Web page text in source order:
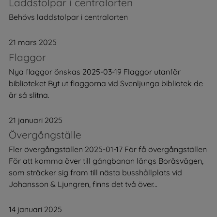
Behövs laddstolpar i centralorten
21 mars 2025
Flaggor
Nya flaggor önskas 2025-03-19 Flaggor utanför
biblioteket Byt ut flaggorna vid Svenljunga bibliotek de
är så slitna.
21 januari 2025
Övergångställe
Fler övergångställen 2025-01-17 För få övergångställen
För att komma över till gångbanan längs Boråsvägen,
som sträcker sig fram till nästa busshållplats vid
Johansson & Ljungren, finns det två över...
14 januari 2025